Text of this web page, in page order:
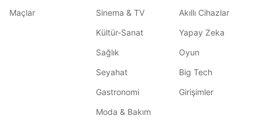
Maçlar
Sinema & TV
Kültür-Sanat
Sağlık
Seyahat
Gastronomi
Moda & Bakım
Akıllı Cihazlar
Yapay Zeka
Oyun
Big Tech
Girişimler